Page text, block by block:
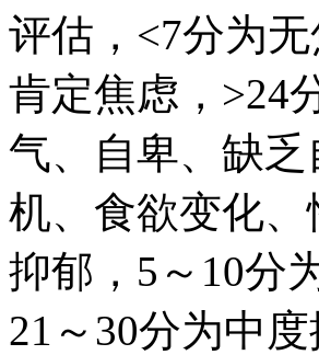
评估，<7分为
肯定焦虑，>24
气、自卑、缺
机、食欲变化
抑郁，5～10分
21～30分为中